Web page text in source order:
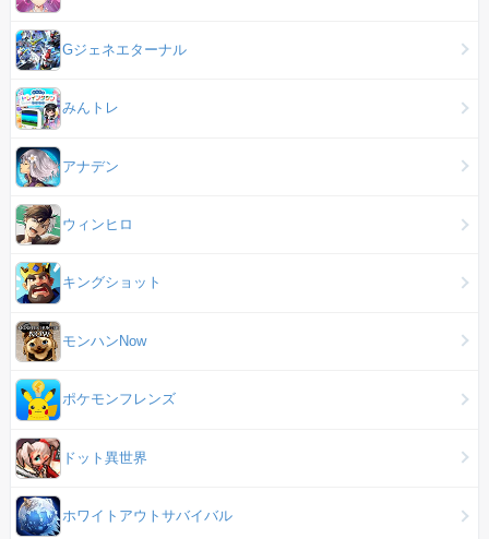
Gジェネエターナル
みんトレ
アナデン
ウィンヒロ
キングショット
モンハンNow
ポケモンフレンズ
ドット異世界
ホワイトアウトサバイバル